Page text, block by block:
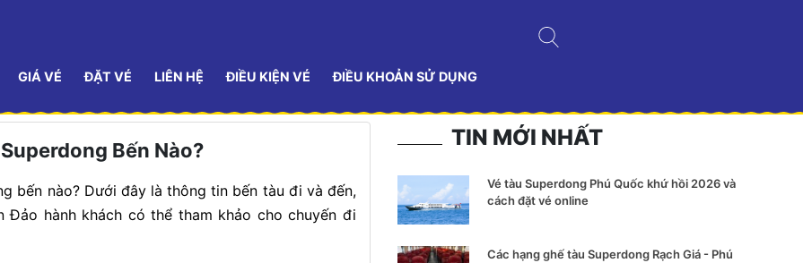
GIÁ VÉ ĐẶT VÉ LIÊN HỆ ĐIỀU KIỆN VÉ ĐIỀU KHOẢN SỬ DỤNG
Bến Nào?
bến nào? Dưới đây là thông tin bến tàu đi và đến,
hành khách có thể tham khảo cho chuyến đi
TIN MỚI NHẤT
Vé tàu Superdong Phú Quốc khứ hồi 2026 và
cách đặt vé online
Các hạng ghế tàu Superdong Rạch Giá - Phú